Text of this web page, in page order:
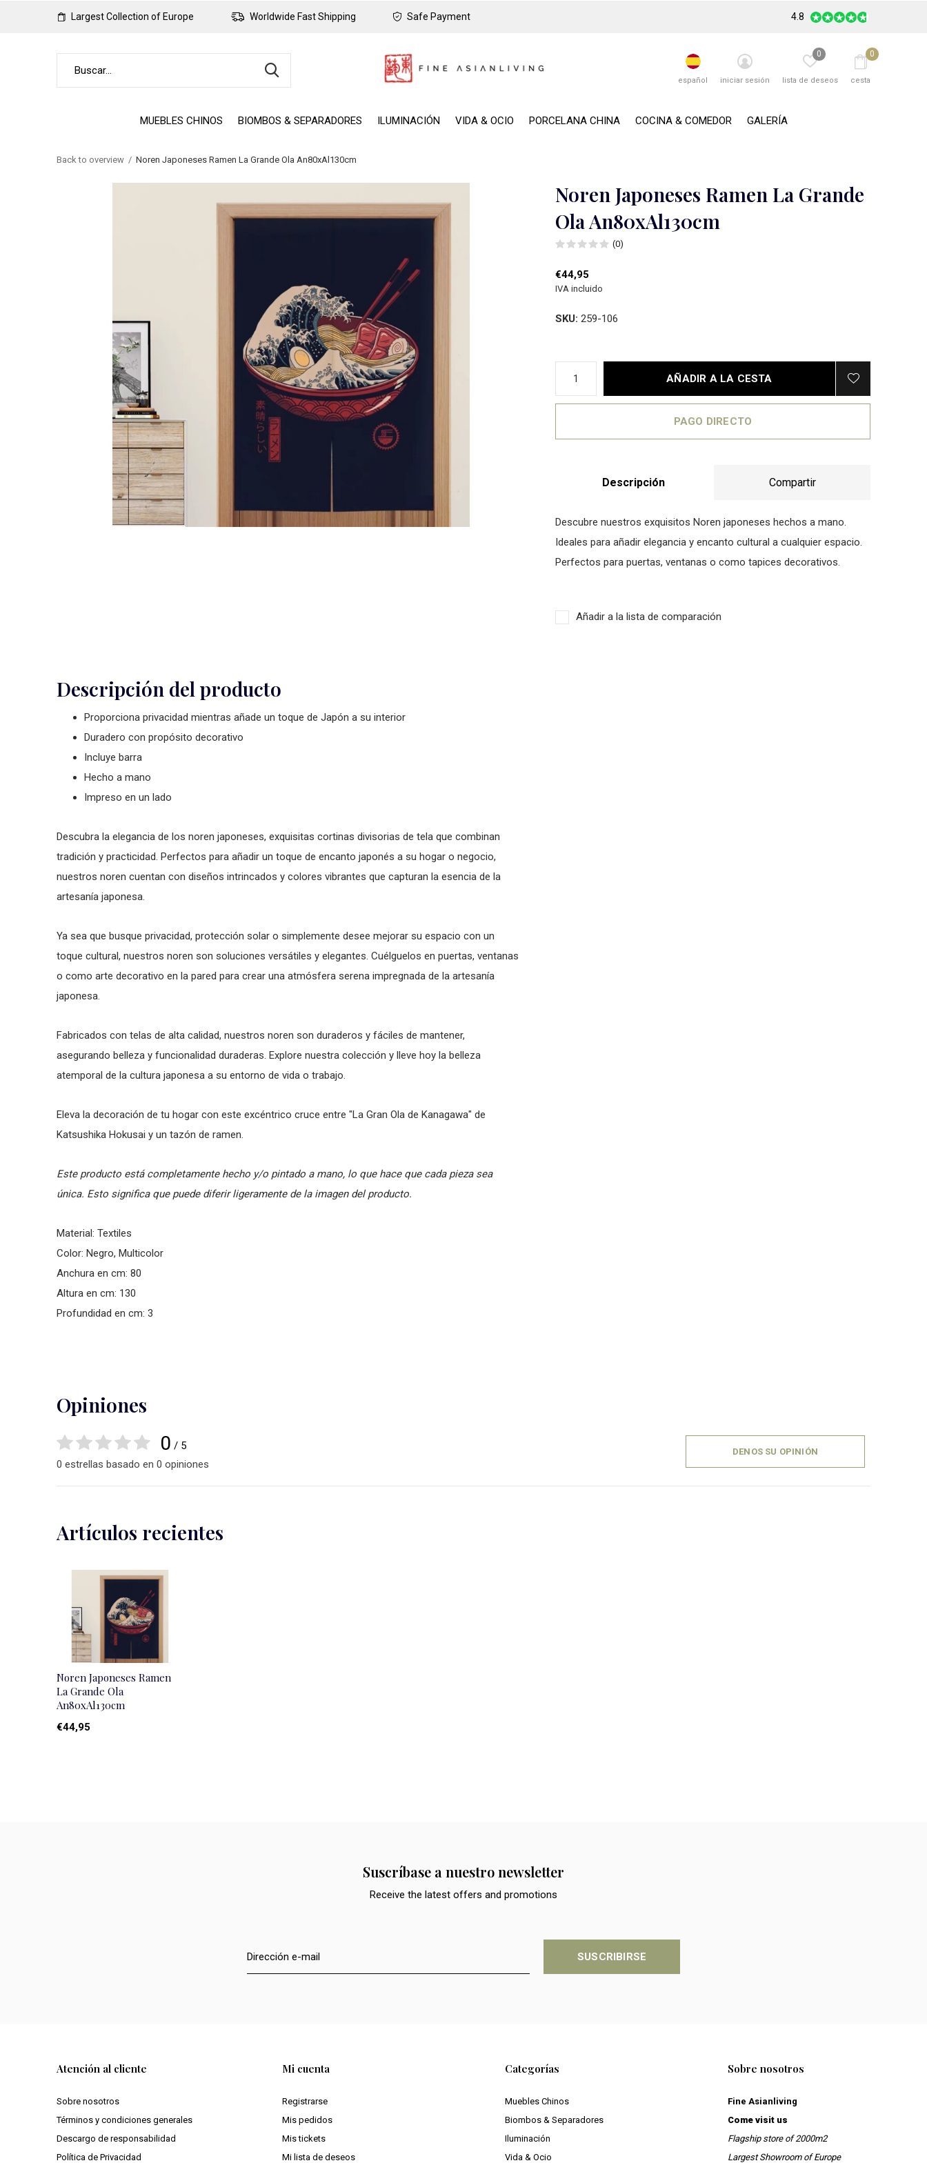
MUEBLES CHINOS BIOMBOS & SEPARADORES ILUMINACIÓN VIDA & OCIO PORCELANA CHINA COCINA & COMEDOR GALERÍA
español iniciar sesión lista de deseos
0
cesta
0
Largest Collection of Europe Worldwide Fast Shipping Safe Payment 4.8
Back to overview Noren Japoneses Ramen La Grande Ola An80xAl130cm
Noren Japoneses Ramen La Grande
Ola An80xAl130cm
(0)
€44,95
IVA incluido
SKU: 259-106
AÑADIR A LA CESTA
PAGO DIRECTO
Descripción Compartir
Descubre nuestros exquisitos Noren japoneses hechos a mano.
Ideales para añadir elegancia y encanto cultural a cualquier espacio.
Perfectos para puertas, ventanas o como tapices decorativos.
Añadir a la lista de comparación
Descripción del producto
Proporciona privacidad mientras añade un toque de Japón a su interior
Duradero con propósito decorativo
Incluye barra
Hecho a mano
Impreso en un lado
Descubra la elegancia de los noren japoneses, exquisitas cortinas divisorias de tela que combinan
tradición y practicidad. Perfectos para añadir un toque de encanto japonés a su hogar o negocio,
nuestros noren cuentan con diseños intrincados y colores vibrantes que capturan la esencia de la
artesanía japonesa.
Ya sea que busque privacidad, protección solar o simplemente desee mejorar su espacio con un
toque cultural, nuestros noren son soluciones versátiles y elegantes. Cuélguelos en puertas, ventanas
o como arte decorativo en la pared para crear una atmósfera serena impregnada de la artesanía
japonesa.
Fabricados con telas de alta calidad, nuestros noren son duraderos y fáciles de mantener,
asegurando belleza y funcionalidad duraderas. Explore nuestra colección y lleve hoy la belleza
atemporal de la cultura japonesa a su entorno de vida o trabajo.
Eleva la decoración de tu hogar con este excéntrico cruce entre "La Gran Ola de Kanagawa" de
Katsushika Hokusai y un tazón de ramen.
Este producto está completamente hecho y/o pintado a mano, lo que hace que cada pieza sea
única. Esto significa que puede diferir ligeramente de la imagen del producto.
Material: Textiles
Color: Negro, Multicolor
Anchura en cm: 80
Altura en cm: 130
Profundidad en cm: 3
Opiniones
0 / 5
0 estrellas basado en 0 opiniones
DENOS SU OPINIÓN
Artículos recientes
Noren Japoneses Ramen
La Grande Ola
An80xAl130cm
€44,95
Suscríbase a nuestro newsletter
Receive the latest offers and promotions
SUSCRIBIRSE
Atención al cliente
Sobre nosotros
Términos y condiciones generales
Descargo de responsabilidad
Política de Privacidad
Mi cuenta
Registrarse
Mis pedidos
Mis tickets
Mi lista de deseos
Categorías
Muebles Chinos
Biombos & Separadores
Iluminación
Vida & Ocio
Sobre nosotros
Fine Asianliving
Come visit us
Flagship store of 2000m2
Largest Showroom of Europe